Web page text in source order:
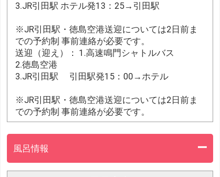
3.JR引田駅 ホテル発13：25→引田駅
※JR引田駅・徳島空港送迎については2日前ま
での予約制 事前連絡が必要です。
送迎（迎え）： 1.高速鳴門シャトルバス
2.徳島空港
3.JR引田駅 引田駅発15：00→ホテル
※JR引田駅・徳島空港送迎については2日前ま
での予約制 事前連絡が必要です。
風呂情報